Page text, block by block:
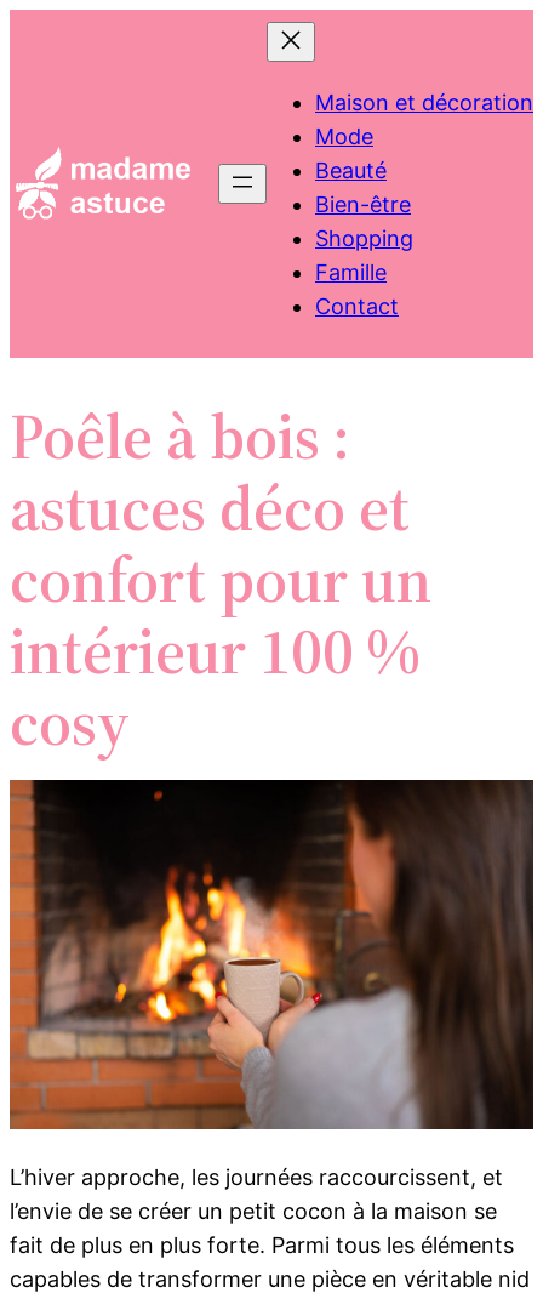
Maison et décoration
Mode
Beauté
Bien-être
Shopping
Famille
Contact
Poêle à bois :
astuces déco et
confort pour un
intérieur 100 %
cosy
L’hiver approche, les journées raccourcissent, et
l’envie de se créer un petit cocon à la maison se
fait de plus en plus forte. Parmi tous les éléments
capables de transformer une pièce en véritable nid